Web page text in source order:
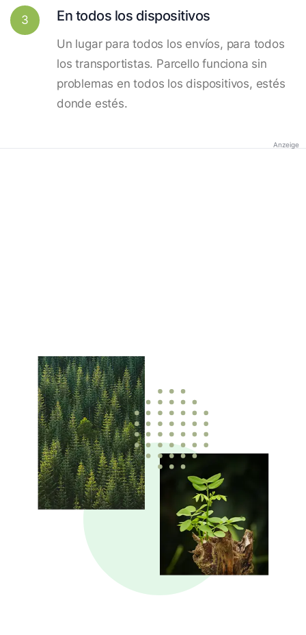
3 En todos los dispositivos
Un lugar para todos los envíos, para todos
los transportistas. Parcello funciona sin
problemas en todos los dispositivos, estés
donde estés.
Anzeige